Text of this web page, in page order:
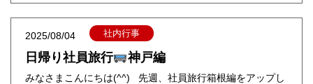
2025/08/04 社内行事
日帰り社員旅行 神戸編
みなさまこんにちは(^^) 先週、社員旅行箱根編をアップし